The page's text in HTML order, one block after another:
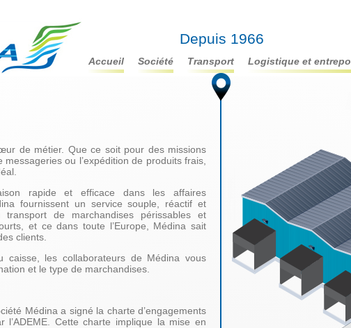
Depuis 1966
accueil société transport logistique et
de métier. Que ce soit pour des missions
ou l’expédition de produits frais,
rapide et efficace dans les affaires
fournissent un service souple, réactif et
transport de marchandises périssables et
et ce dans toute l’Europe, Médina sait
clients.
caisse, les collaborateurs de Médina vous
et le type de marchandises.
Médina a signé la charte d’engagements
l’ADEME. Cette charte implique la mise en